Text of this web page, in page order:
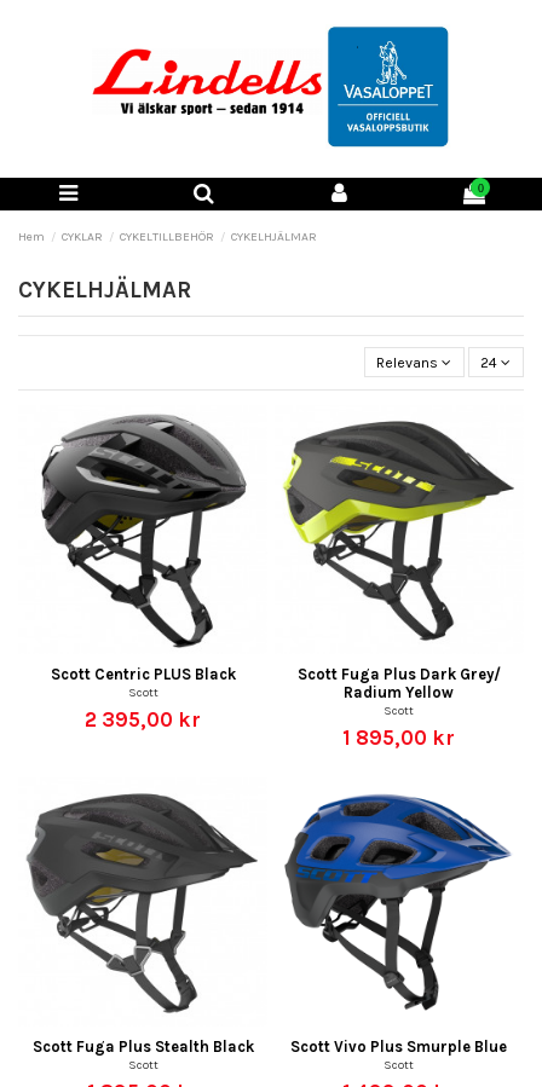
0
Hem CYKLAR CYKELTILLBEHÖR CYKELHJÄLMAR
CYKELHJÄLMAR
Relevans 24
Scott Centric PLUS Black
Scott
2 395,00 kr
Scott Fuga Plus Dark Grey/
Radium Yellow
Scott
1 895,00 kr
Scott Fuga Plus Stealth Black
Scott
Scott Vivo Plus Smurple Blue
Scott